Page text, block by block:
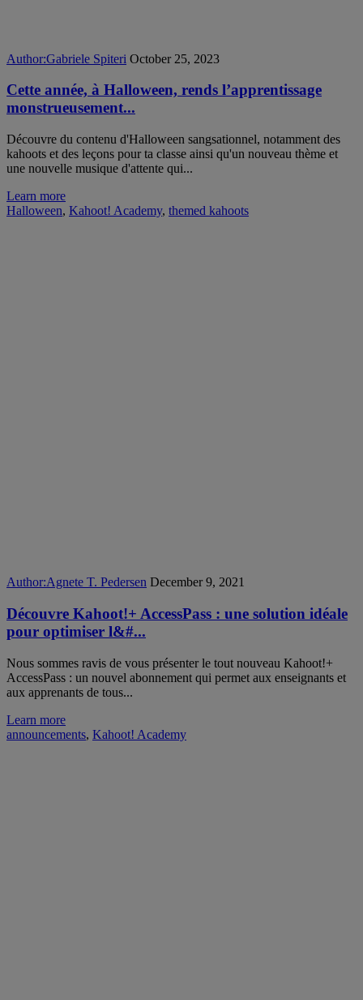
Author:Gabriele Spiteri October 25, 2023
Cette année, à Halloween, rends l’apprentissage
monstrueusement...
Découvre du contenu d'Halloween sangsationnel, notamment des
kahoots et des leçons pour ta classe ainsi qu'un nouveau thème et
une nouvelle musique d'attente qui...
Learn more
Halloween, Kahoot! Academy, themed kahoots
Author:Agnete T. Pedersen December 9, 2021
Découvre Kahoot!+ AccessPass : une solution idéale
pour optimiser l&#...
Nous sommes ravis de vous présenter le tout nouveau Kahoot!+
AccessPass : un nouvel abonnement qui permet aux enseignants et
aux apprenants de tous...
Learn more
announcements, Kahoot! Academy